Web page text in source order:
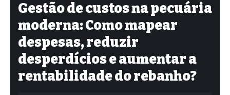
Gestão de custos na pecuária
moderna: Como mapear
despesas, reduzir
desperdícios e aumentar a
rentabilidade do rebanho?